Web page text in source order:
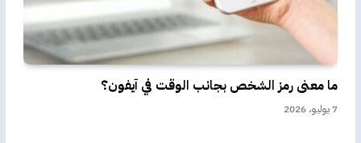
ما معنى رمز الشخص بجانب الوقت في آيفون؟
7 يوليو، 2026